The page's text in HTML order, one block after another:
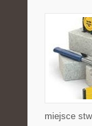
miejsce